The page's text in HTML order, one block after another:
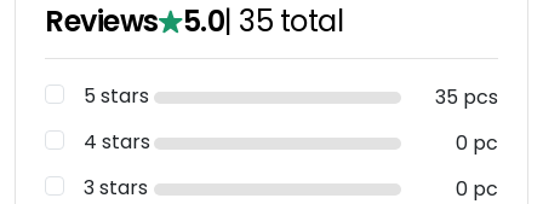
Reviews 5.0| 35 total
5 stars
35 pcs
4 stars
0 pc
3 stars
0 pc